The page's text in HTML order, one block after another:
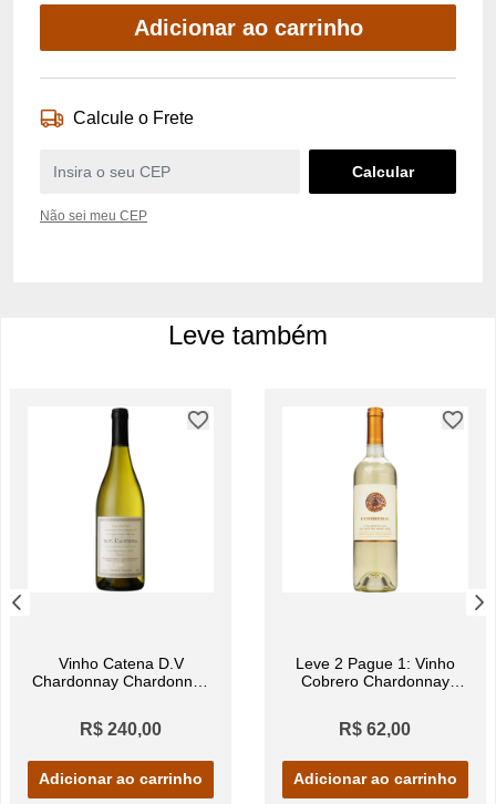
Adicionar ao carrinho
Calcule o Frete
Não sei meu CEP
Leve também
Vinho Catena D.V
Chardonnay Chardonnay
R$ 240,00
Adicionar ao carrinho
Leve 2 Pague 1: Vinho
Cobrero Chardonnay
R$ 62,00
Adicionar ao carrinho